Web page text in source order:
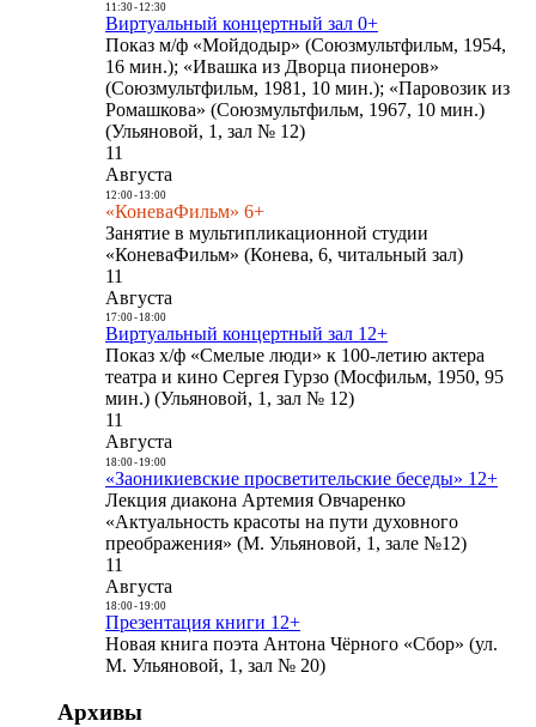
11:30- 12:30
Виртуальный концертный зал 0+
Показ м/ф «Мойдодыр» (Союзмультфильм, 1954,
16 мин.); «Ивашка из Дворца пионеров»
(Союзмультфильм, 1981, 10 мин.); «Паровозик из
Ромашкова» (Союзмультфильм, 1967, 10 мин.)
(Ульяновой, 1, зал № 12)
11
Августа
12:00- 13:00
«КоневаФильм» 6+
Занятие в мультипликационной студии
«КоневаФильм» (Конева, 6, читальный зал)
11
Августа
17:00- 18:00
Виртуальный концертный зал 12+
Показ х/ф «Смелые люди» к 100-летию актера
театра и кино Сергея Гурзо (Мосфильм, 1950, 95
мин.) (Ульяновой, 1, зал № 12)
11
Августа
18:00- 19:00
«Заоникиевские просветительские беседы» 12+
Лекция диакона Артемия Овчаренко
«Актуальность красоты на пути духовного
преображения» (М. Ульяновой, 1, зале №12)
11
Августа
18:00- 19:00
Презентация книги 12+
Новая книга поэта Антона Чёрного «Сбор» (ул.
М. Ульяновой, 1, зал № 20)
Архивы